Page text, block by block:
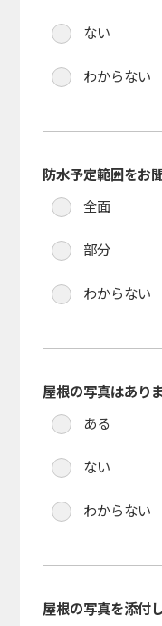
ない
わからない
防水予定範囲をお
全面
部分
わからない
屋根の写真はあり
ある
ない
わからない
屋根の写真を添付